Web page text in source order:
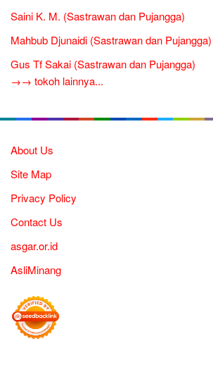
Saini K. M. (Sastrawan dan Pujangga)
Mahbub Djunaidi (Sastrawan dan Pujangga)
Gus Tf Sakai (Sastrawan dan Pujangga)
→→ tokoh lainnya...
About Us
Site Map
Privacy Policy
Contact Us
asgar.or.id
AsliMinang